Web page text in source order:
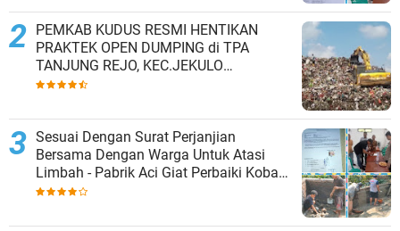
PEMKAB KUDUS RESMI HENTIKAN
PRAKTEK OPEN DUMPING di TPA
TANJUNG REJO, KEC.JEKULO
KAB.KUDUS,BERLAKUKAN SISTEM
Sesuai Dengan Surat Perjanjian
Bersama Dengan Warga Untuk Atasi
Limbah - Pabrik Aci Giat Perbaiki Kobak
Penampungan Air